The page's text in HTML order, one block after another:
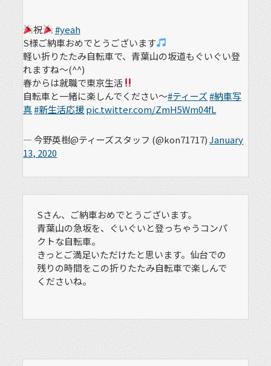
祝
#yeah
S様ご納車おめでとうございます
軽い折りたたみ自転車で、青葉山の坂道もぐいぐい登
れますね～(^^)
春からは就職で東京生活
自転車と一緒に楽しんでください～#ティーズ#納車写
真#新生活応援pic.twitter.com/ZmH5Wm04fL
— 今野英樹@ティーズスタッフ (@kon71717)January
13, 2020
Sさん、ご納車おめでとうございます。
青葉山の急坂を、ぐいぐいと登っちゃうコンパ
クトな自転車。
きっとご満足いただけたと思います。仙台での
残りの時間をこの折りたたみ自転車で楽しんで
くださいね。